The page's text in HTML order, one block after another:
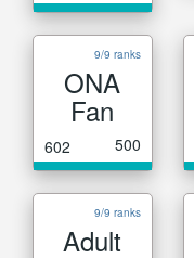
9/9 ranks
ONA
Fan
602 500
9/9 ranks
Adult